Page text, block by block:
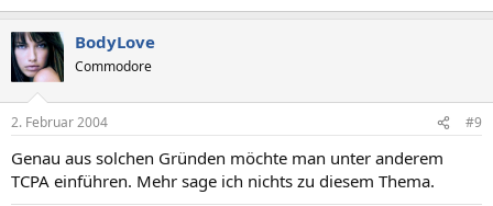
BodyLove
Commodore
2. Februar 2004 #9
Genau aus solchen Gründen möchte man unter anderem
TCPA einführen. Mehr sage ich nichts zu diesem Thema.